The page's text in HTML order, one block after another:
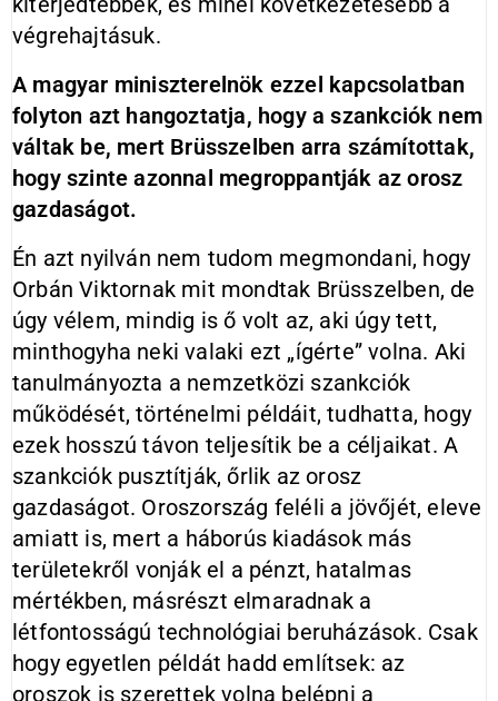
végrehajtásuk.
A magyar miniszterelnök ezzel kapcsolatban
folyton azt hangoztatja, hogy a szankciók nem
váltak be, mert Brüsszelben arra számítottak,
hogy szinte azonnal megroppantják az orosz
gazdaságot.
Én azt nyilván nem tudom megmondani, hogy
Orbán Viktornak mit mondtak Brüsszelben, de
úgy vélem, mindig is ő volt az, aki úgy tett,
minthogyha neki valaki ezt „ígérte” volna. Aki
tanulmányozta a nemzetközi szankciók
működését, történelmi példáit, tudhatta, hogy
ezek hosszú távon teljesítik be a céljaikat. A
szankciók pusztítják, őrlik az orosz
gazdaságot. Oroszország feléli a jövőjét, eleve
amiatt is, mert a háborús kiadások más
területekről vonják el a pénzt, hatalmas
mértékben, másrészt elmaradnak a
létfontosságú technológiai beruházások. Csak
hogy egyetlen példát hadd említsek: az
oroszok is szerettek volna belépni a